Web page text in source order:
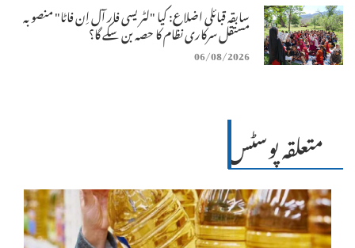
سابقہ قبائلی اضلاع: کیا "لٹریسی فار آل اِن فاٹا" منصوبہ
مستقل سرکاری نظام کا حصہ بن سکے گا؟
06/08/2026
متعلقہ پوسٹس